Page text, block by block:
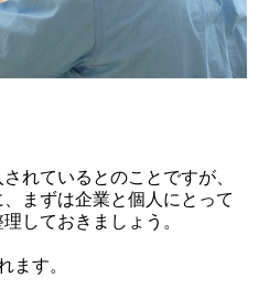
れているとのことですが、
まずは企業と個人にとって
しておきましょう。
ます。